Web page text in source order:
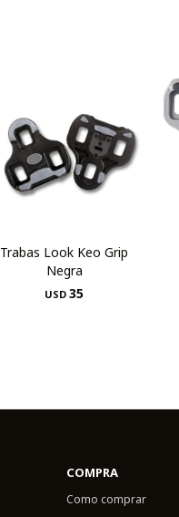
Trabas Look Keo Grip
Negra
USD 35
COMPRA
Como comprar